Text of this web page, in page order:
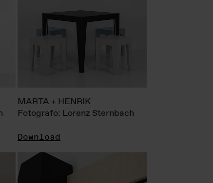
MARTA + HENRIK
Fotografo: Lorenz Sternbach
Download